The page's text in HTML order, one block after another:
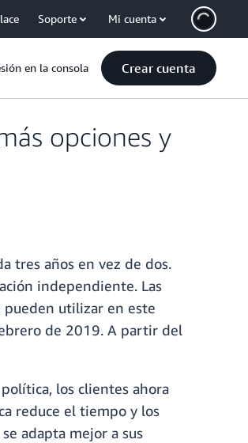
Soporte Mi cuenta
en la consola Crear cuenta
opciones y
tres años en vez de dos.
independiente. Las
pueden utilizar en este
de 2019. A partir del
los clientes ahora
reduce el tiempo y los
adapta mejor a sus